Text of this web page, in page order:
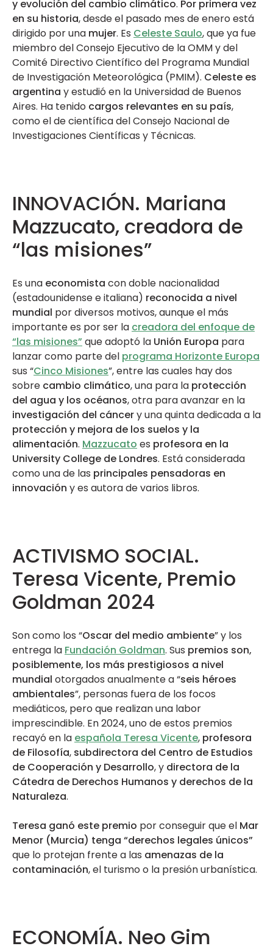
y evolución del cambio climático. Por primera vez
en su historia, desde el pasado mes de enero está
dirigido por una mujer. Es Celeste Saulo, que ya fue
miembro del Consejo Ejecutivo de la OMM y del
Comité Directivo Científico del Programa Mundial
de Investigación Meteorológica (PMIM). Celeste es
argentina y estudió en la Universidad de Buenos
Aires. Ha tenido cargos relevantes en su país,
como el de científica del Consejo Nacional de
Investigaciones Científicas y Técnicas.
INNOVACIÓN. Mariana
Mazzucato, creadora de
“las misiones”
Es una economista con doble nacionalidad
(estadounidense e italiana) reconocida a nivel
mundial por diversos motivos, aunque el más
importante es por ser la creadora del enfoque de
“las misiones”que adoptó la Unión Europa para
lanzar como parte del programa Horizonte Europa
sus “Cinco Misiones”, entre las cuales hay dos
sobre cambio climático, una para la protección
del agua y los océanos, otra para avanzar en la
investigación del cáncery una quinta dedicada a la
protección y mejora de los suelos y la
alimentación. Mazzucato es profesora en la
University College de Londres. Está considerada
como una de las principales pensadoras en
innovación y es autora de varios libros.
ACTIVISMO SOCIAL.
Teresa Vicente, Premio
Goldman 2024
Son como los “Oscar del medio ambiente” y los
entrega la Fundación Goldman. Sus premios son,
posiblemente, los más prestigiosos a nivel
mundial otorgados anualmente a “seis héroes
ambientales”, personas fuera de los focos
mediáticos, pero que realizan una labor
imprescindible. En 2024, uno de estos premios
recayó en la española Teresa Vicente, profesora
de Filosofía, subdirectora del Centro de Estudios
de Cooperación y Desarrollo, y directora de la
Cátedra de Derechos Humanos y derechos de la
Naturaleza.
Teresa ganó este premio por conseguir que el Mar
Menor (Murcia) tenga “derechos legales únicos”
que lo protejan frente a las amenazas de la
contaminación, el turismo o la presión urbanística.
ECONOMÍA. Neo Gim